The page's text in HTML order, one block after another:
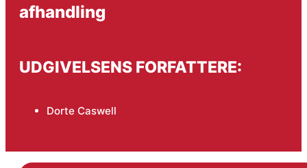
afhandling
UDGIVELSENS FORFATTERE:
Dorte Caswell